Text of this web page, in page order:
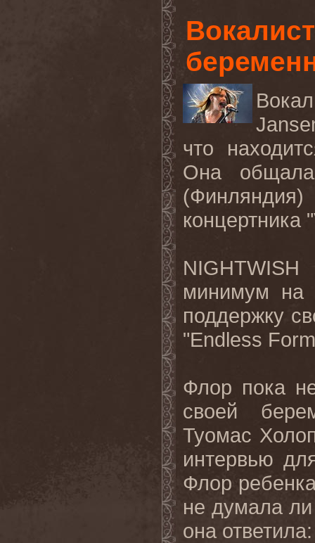
что
Она
концертника "
NIGHTWISH
минимум на
поддержку
"Endless
Флор пока
своей
Туомас
интервью
Флор
не думала
она